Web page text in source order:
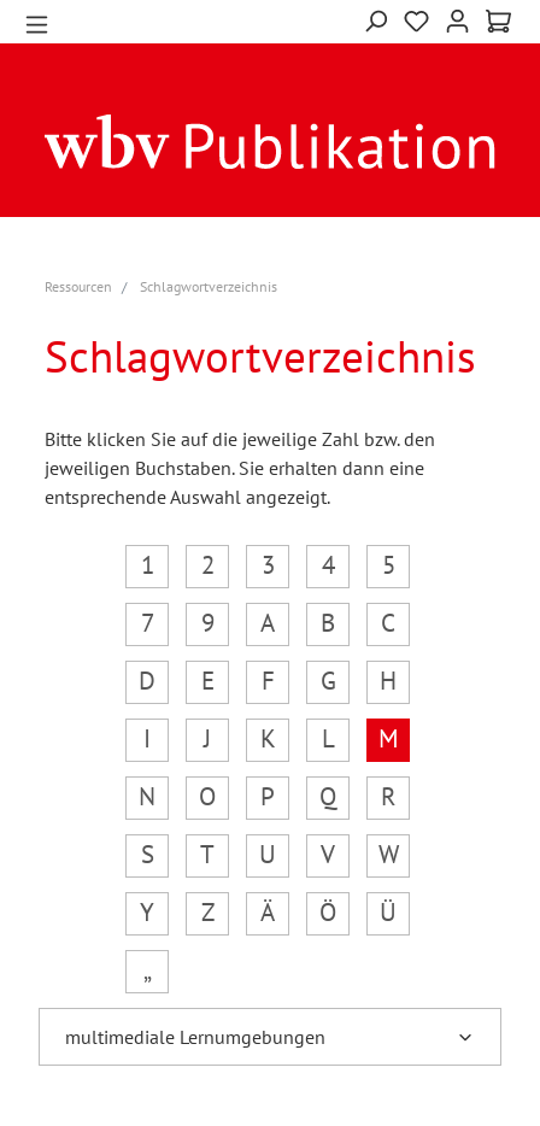
Ressourcen Schlagwortverzeichnis
Schlagwortverzeichnis
Bitte klicken Sie auf die jeweilige Zahl bzw. den
jeweiligen Buchstaben. Sie erhalten dann eine
entsprechende Auswahl angezeigt.
1 2 3 4
5
7
9 A B
C
D
E F G
H
I
J K L
M
N
O P Q
R
S
T U V
W
Y
Z Ä Ö
Ü
„